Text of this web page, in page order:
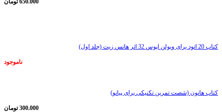
کتاب 20 اتود برای ویولن اپوس 32 اثر هانس زیت (جلد اول)
ناموجود
کتاب هانون (شصت تمرین تکنیکی برای پیانو)
300.000 تومان